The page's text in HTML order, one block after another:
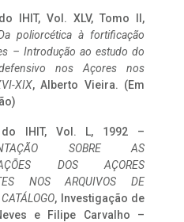
IHIT, Vol. XLV, Tomo II,
poliorcética à fortificação
– Introdução ao estudo do
nos Açores nos
XIX, Alberto Vieira. (Em
do IHIT, Vol. L, 1992 –
SOBRE AS
DOS AÇORES
NOS ARQUIVOS DE
, Investigação de
e Filipe Carvalho –